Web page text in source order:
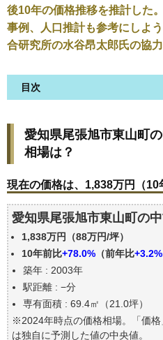
後10年の価格推移を推計した
事例、人口推計も参考にしよ
合研究所の水谷昂太郎氏の協力
目次
場は？
現在の価格は、1,838万
価格を詳細に分析しよう
築年数で価格はどうなる
愛知県尾張旭市東山町の
買事例
公示地価はいくら
エリアの将来性を人口予
自分の年収でいくらの不
愛知県尾張旭市東山町
相場は？
現在の価格は、1,838万円（10
愛知県尾張旭市東山町の
1,838万円（88万円/坪）
10年前比+78.0% （前年比+3.2%
築年 : 2003年
駅距離 : −分
専有面積 : 69.4㎡（21.0坪）
※2024年時点の価格相場。「価格
は独自に予測した値の中央値。